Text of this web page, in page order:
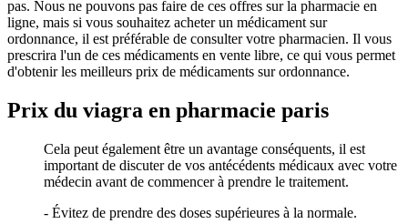
pas. Nous ne pouvons pas faire de ces offres sur la pharmacie en
ligne, mais si vous souhaitez acheter un médicament sur
ordonnance, il est préférable de consulter votre pharmacien. Il vous
prescrira l'un de ces médicaments en vente libre, ce qui vous permet
d'obtenir les meilleurs prix de médicaments sur ordonnance.
Prix du viagra en pharmacie paris
Cela peut également être un avantage conséquents, il est
important de discuter de vos antécédents médicaux avec votre
médecin avant de commencer à prendre le traitement.
- Évitez de prendre des doses supérieures à la normale.